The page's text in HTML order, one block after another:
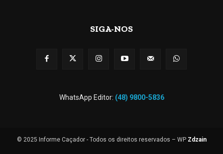
SIGA-NOS
WhatsApp Editor: (48) 9800-5836
© 2025 Informe Caçador - Todos os direitos reservados – WP Zdzain